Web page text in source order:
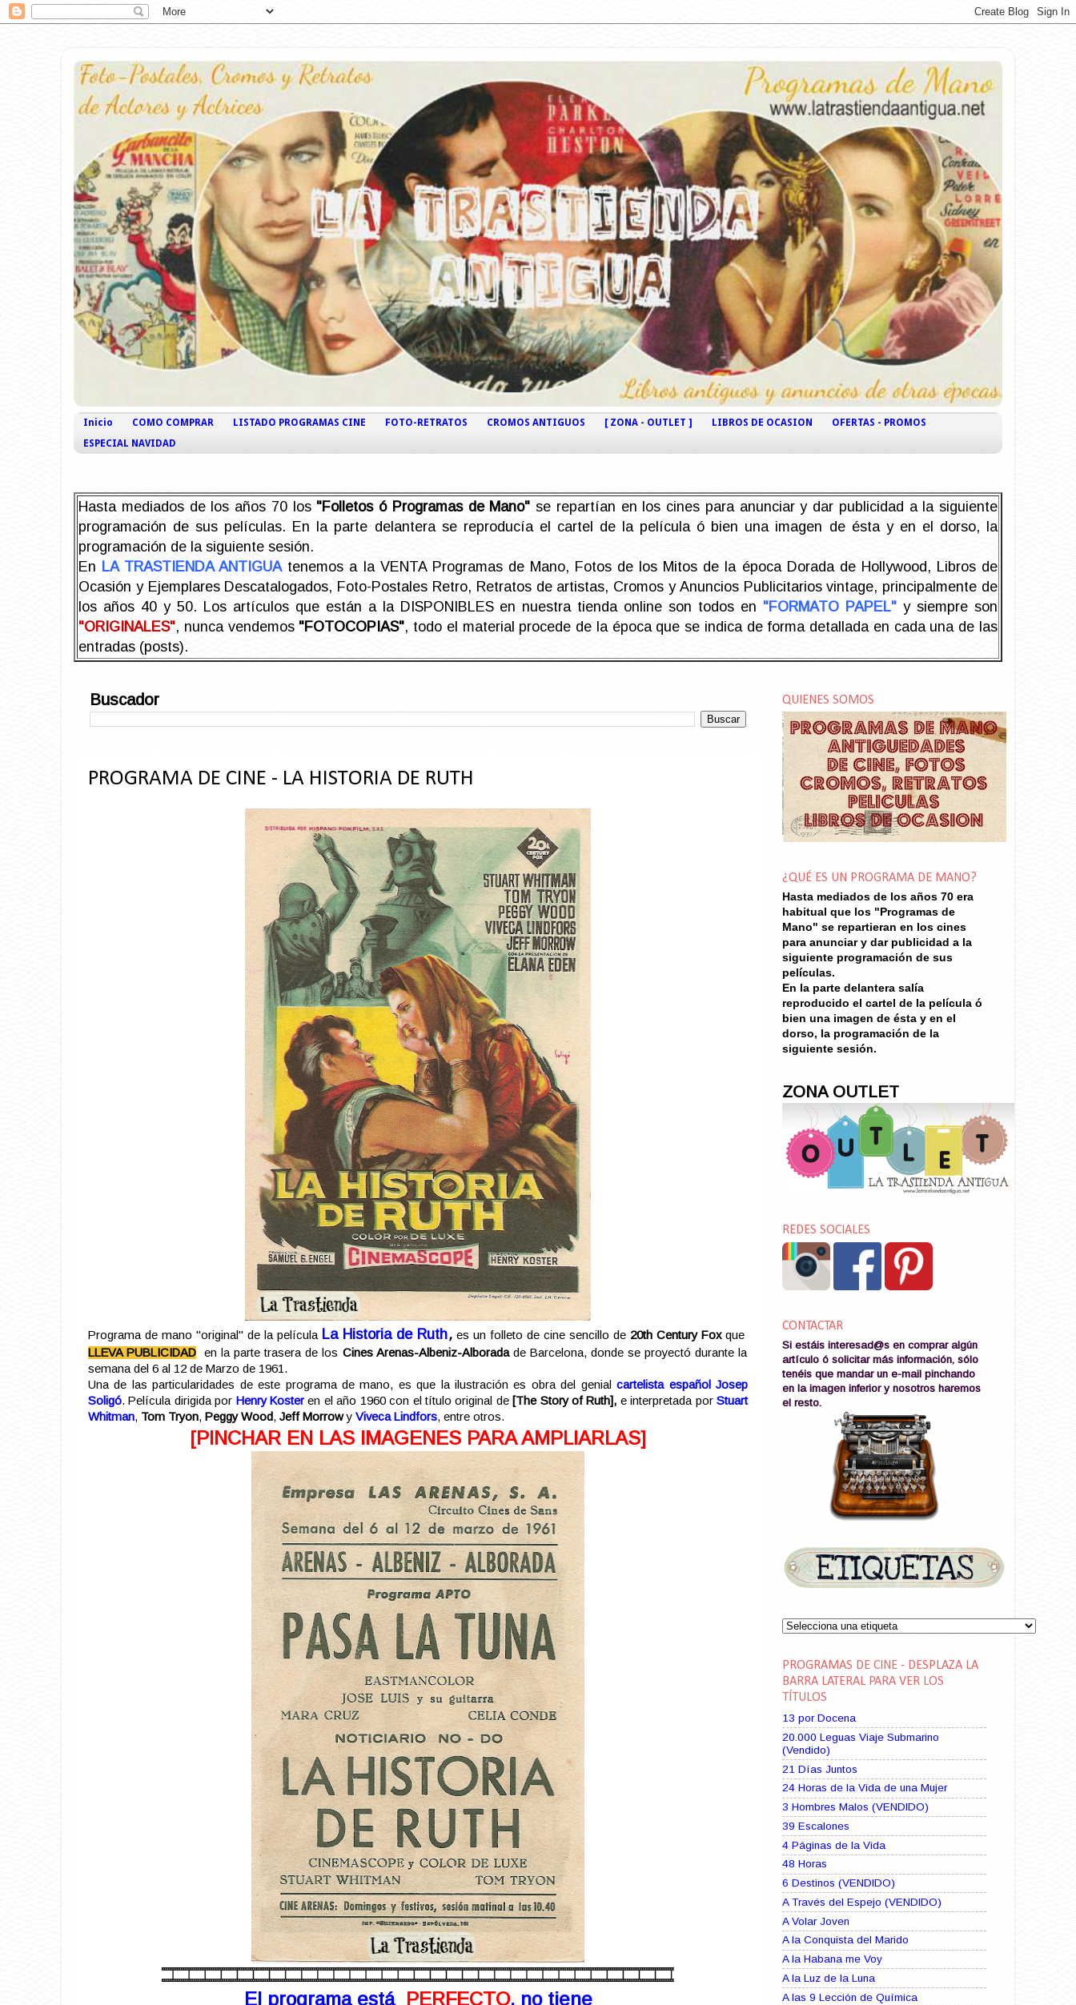
Inicio COMO COMPRAR LISTADO PROGRAMAS CINE FOTO-RETRATOS CROMOS ANTIGUOS [ ZONA - OUTLET ] LIBROS DE OCASION
OFERTAS - PROMOS
ESPECIAL NAVIDAD
Hasta mediados de los años 70 los "Folletos ó Programas de Mano" se repartían en los cines para anunciar y dar publicidad a la siguiente
programación de sus películas. En la parte delantera se reproducía el cartel de la película ó bien una imagen de ésta y en el dorso, la
programación de la siguiente sesión.
En LA TRASTIENDA ANTIGUAtenemos a la VENTA Programas de Mano, Fotos de los Mitos de la época Dorada de Hollywood, Libros de
Ocasión y Ejemplares Descatalogados, Foto-Postales Retro, Retratos de artistas, Cromos y Anuncios Publicitarios vintage, principalmente de
los años 40 y 50. Los artículos que están a la DISPONIBLES en nuestra tienda online son todos en "FORMATO PAPEL" y siempre son
"ORIGINALES", nunca vendemos "FOTOCOPIAS", todo el material procede de la época que se indica de forma detallada en cada una de las
entradas (posts).
Buscador
PROGRAMA DE CINE - LA HISTORIA DE RUTH
Programa de mano "original" de la película La Historia de Ruth,es un folleto de cine sencillo de 20th Century Foxque
LLEVA PUBLICIDAD en la parte trasera de los Cines Arenas-Albeniz-Alboradade Barcelona, donde se proyectó durante la
semana del 6 al 12 de Marzo de 1961.
Una de las particularidades de este programa de mano, es que la ilustración es obra del genialcartelista español Josep
Soligó. Película dirigida por Henry Koster en el año 1960 con el título original de [The Story of Ruth], e interpretada porStuart
Whitman, Tom Tryon, Peggy Wood, Jeff Morrowy Viveca Lindfors, entre otros.
[PINCHAR EN LAS IMAGENES PARA AMPLIARLAS]
El programa está PERFECTO, no tiene
QUIENES SOMOS
¿QUÉ ES UN PROGRAMA DE MANO?
Hasta mediados de los años 70 era
habitual que los "Programas de
Mano" se repartieran en los cines
para anunciar y dar publicidad a la
siguiente programación de sus
películas.
En la parte delantera salía
reproducido el cartel de la película ó
bien una imagen de ésta y en el
dorso, la programación de la
siguiente sesión.
ZONA OUTLET
REDES SOCIALES
CONTACTAR
Si estáis interesad@s en comprar algún
artículo ó solicitar más información, sólo
tenéis que mandar un e-mail pinchando
en la imagen inferior y nosotros haremos
el resto.
PROGRAMAS DE CINE - DESPLAZA LA
BARRA LATERAL PARA VER LOS
TÍTULOS
13 por Docena
20.000 Leguas Viaje Submarino
(Vendido)
21 Días Juntos
24 Horas de la Vida de una Mujer
3 Hombres Malos (VENDIDO)
39 Escalones
4 Páginas de la Vida
48 Horas
6 Destinos (VENDIDO)
A Través del Espejo (VENDIDO)
A Volar Joven
A la Conquista del Marido
A la Habana me Voy
A la Luz de la Luna
A las 9 Lección de Química